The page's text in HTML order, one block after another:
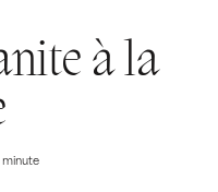
à la
minute